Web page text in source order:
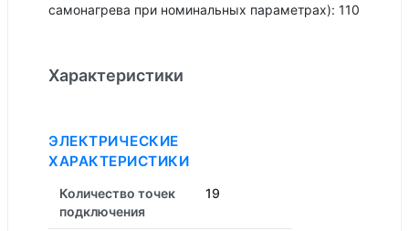
самонагрева при номинальных параметрах): 110
Характеристики
ЭЛЕКТРИЧЕСКИЕ
ХАРАКТЕРИСТИКИ
Количество точек
подключения
19